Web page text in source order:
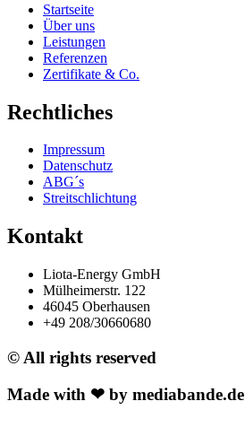
Startseite
Über uns
Leistungen
Referenzen
Zertifikate & Co.
Rechtliches
Impressum
Datenschutz
ABG´s
Streitschlichtung
Kontakt
Liota-Energy GmbH
Mülheimerstr. 122
46045 Oberhausen
+49 208/30660680
© All rights reserved
Made with ❤ by mediabande.de